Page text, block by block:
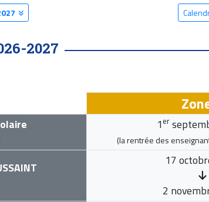
2027
1 er
(la rentrée des
17
2